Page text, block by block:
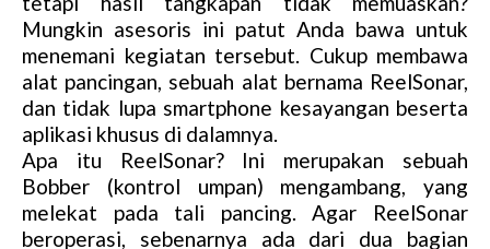
Mungkin asesoris ini patut Anda bawa untuk
menemani kegiatan tersebut. Cukup membawa
alat pancingan, sebuah alat bernama ReelSonar,
dan tidak lupa smartphone kesayangan beserta
aplikasi khusus di dalamnya.
Apa itu ReelSonar? Ini merupakan sebuah
Bobber (kontrol umpan) mengambang, yang
melekat pada tali pancing. Agar ReelSonar
beroperasi, sebenarnya ada dari dua bagian